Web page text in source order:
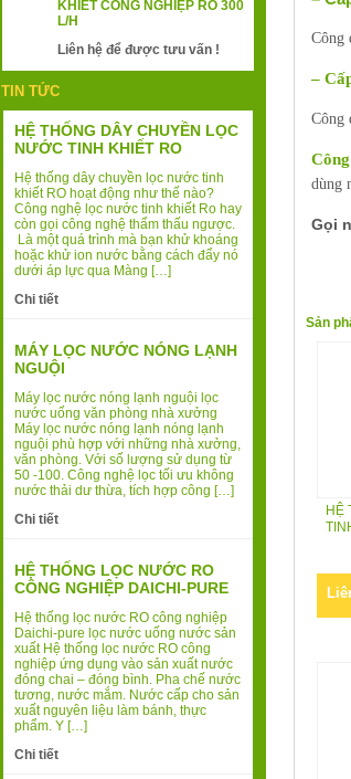
KHIẾT CÔNG NGHIỆP RO 300
L/H
Liên hệ để được tưu vấn !
TIN TỨC
HỆ THỐNG DÂY CHUYỀN LỌC
NƯỚC TINH KHIẾT RO
Hệ thống dây chuyền lọc nước tinh
khiết RO hoạt động như thế nào?
Công nghệ lọc nước tinh khiết Ro hay
còn gọi công nghệ thẩm thấu ngược.
Là một quá trình mà bạn khử khoáng
hoặc khử ion nước bằng cách đẩy nó
dưới áp lực qua Màng […]
Chi tiết
MÁY LỌC NƯỚC NÓNG LẠNH
NGUỘI
Máy lọc nước nóng lạnh nguội lọc
nước uống văn phòng nhà xưởng
Máy lọc nước nóng lạnh nóng lạnh
nguội phù hợp với những nhà xưởng,
văn phòng. Với số lượng sử dụng từ
50 -100. Công nghệ lọc tối ưu không
nước thải dư thừa, tích hợp công […]
Chi tiết
HỆ THỐNG LỌC NƯỚC RO
CÔNG NGHIỆP DAICHI-PURE
Hệ thống lọc nước RO công nghiệp
Daichi-pure lọc nước uống nước sản
xuất Hệ thống lọc nước RO công
nghiệp ứng dụng vào sản xuất nước
đóng chai – đóng bình. Pha chế nước
tương, nước mắm. Nước cấp cho sản
xuất nguyên liệu làm bánh, thực
phẩm. Y […]
Chi tiết
Công
–
Công
dùng
Gọi
Sản
HỆ